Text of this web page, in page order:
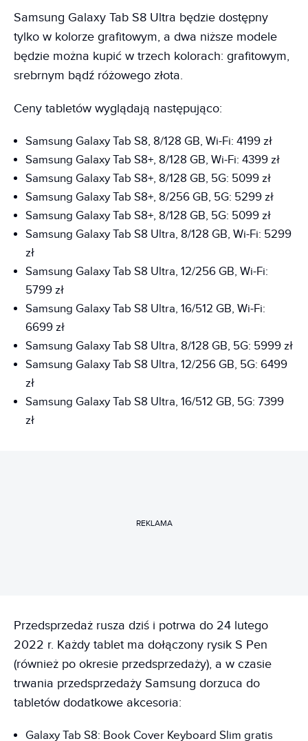
Samsung Galaxy Tab S8 Ultra będzie dostępny
tylko w kolorze grafitowym, a dwa niższe modele
będzie można kupić w trzech kolorach: grafitowym,
srebrnym bądź różowego złota.
Ceny tabletów wyglądają następująco:
Samsung Galaxy Tab S8, 8/128 GB, Wi-Fi: 4199 zł
Samsung Galaxy Tab S8+, 8/128 GB, Wi-Fi: 4399 zł
Samsung Galaxy Tab S8+, 8/128 GB, 5G: 5099 zł
Samsung Galaxy Tab S8+, 8/256 GB, 5G: 5299 zł
Samsung Galaxy Tab S8+, 8/128 GB, 5G: 5099 zł
Samsung Galaxy Tab S8 Ultra, 8/128 GB, Wi-Fi: 5299
zł
Samsung Galaxy Tab S8 Ultra, 12/256 GB, Wi-Fi:
5799 zł
Samsung Galaxy Tab S8 Ultra, 16/512 GB, Wi-Fi:
6699 zł
Samsung Galaxy Tab S8 Ultra, 8/128 GB, 5G: 5999 zł
Samsung Galaxy Tab S8 Ultra, 12/256 GB, 5G: 6499
zł
Samsung Galaxy Tab S8 Ultra, 16/512 GB, 5G: 7399
zł
REKLAMA
Przedsprzedaż rusza dziś i potrwa do 24 lutego
2022 r. Każdy tablet ma dołączony rysik S Pen
(również po okresie przedsprzedaży), a w czasie
trwania przedsprzedaży Samsung dorzuca do
tabletów dodatkowe akcesoria:
Galaxy Tab S8: Book Cover Keyboard Slim gratis